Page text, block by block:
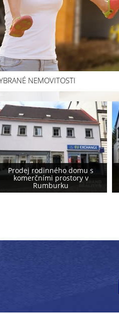
NEMOVITOSTI
Prodej rodinného domu
podstávkového typu ve
Varnsdorfu